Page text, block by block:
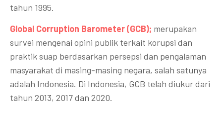
tahun 1995.
Global Corruption Barometer (GCB); merupakan
survei mengenai opini publik terkait korupsi dan
praktik suap berdasarkan persepsi dan pengalaman
masyarakat di masing-masing negara, salah satunya
adalah Indonesia. Di Indonesia, GCB telah diukur dari
tahun 2013, 2017 dan 2020.